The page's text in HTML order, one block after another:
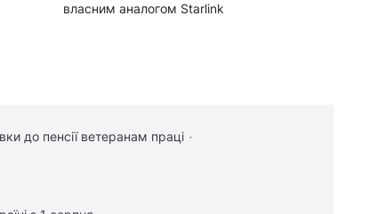
власним аналогом Starlink
результат
Forbes
до пенсії ветеранам праці